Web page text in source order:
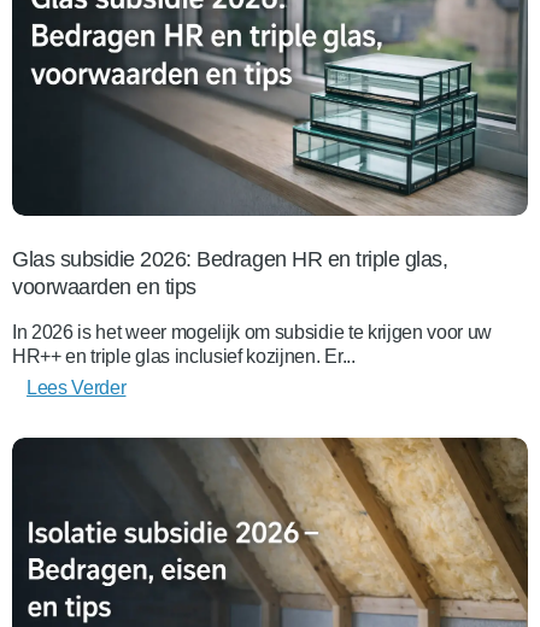
Glas subsidie 2026: Bedragen HR en triple glas,
voorwaarden en tips
In 2026 is het weer mogelijk om subsidie te krijgen voor uw
HR++ en triple glas inclusief kozijnen. Er...
Lees Verder